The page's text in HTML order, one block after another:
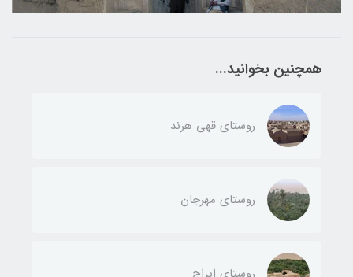
همچنین بخوانید...
روستای قهی هرند
روستای مهرجان